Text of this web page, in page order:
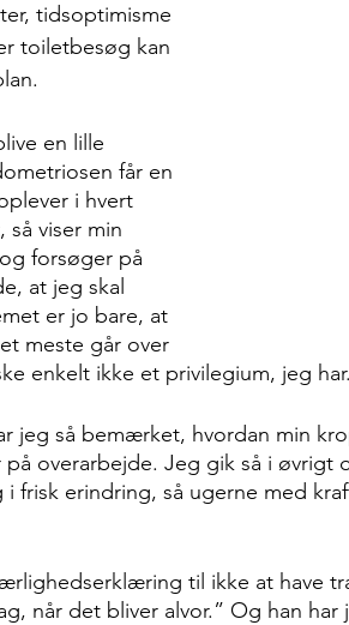
tidsoptimisme
toiletbesøg kan
en lille
får en
i hvert
så viser min
forsøger på
at jeg skal
er jo bare, at
meste går over
enkelt ikke et privilegium, jeg har.
jeg så bemærket, hvordan min
overarbejde. Jeg gik så i øvrigt
i frisk erindring, så ugerne med
til ikke at have
når det bliver alvor.” Og han